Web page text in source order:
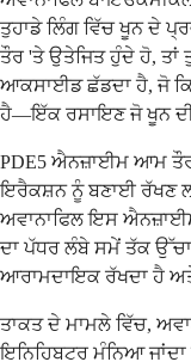
ਤੁਹਾਡੇ ਲਿੰਗ ਵਿੱਚ ਖੂਨ ਦੇ
ਤੌਰ 'ਤੇ ਉਤੇਜਿਤ ਹੁੰਦੇ ਹੋ, ਤਾਂ
ਆਕਸਾਈਡ ਛੱਡਦਾ ਹੈ, ਜੋ
ਹੈ—ਇੱਕ ਰਸਾਇਣ ਜੋ ਖੂਨ
PDE5 ਐਨਜ਼ਾਈਮ ਆਮ ਤੌਰ
ਇਰੈਕਸ਼ਨ ਨੂੰ ਬਣਾਈ ਰੱਖਣ
ਅਵਾਨਾਫਿਲ ਇਸ
ਦਾ ਪੱਧਰ ਲੰਬੇ ਸਮੇਂ ਤੱਕ
ਆਰਾਮਦਾਇਕ ਰੱਖਦਾ ਹੈ
ਤਾਕਤ ਦੇ ਮਾਮਲੇ ਵਿੱਚ,
ਇਨਿਹਿਬਟਰ ਮੰਨਿਆ